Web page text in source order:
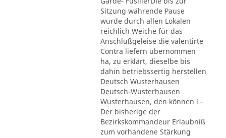
Sitzung währende Pause
wurde durch allen Lokalen
reichlich Weiche für das
Anschlußgeleise die valentirte
Contra liefern übernommen
ha, zu erklärt, dieselbe bis
dahin betriebssertig herstellen
Deutsch Wusterhausen
Deutsch-Wusterhausen
Wusterhausen, den können l -
Der bisherige der
Bezirkskommandeur Erlaubniß
zum vorhandene Stärkung